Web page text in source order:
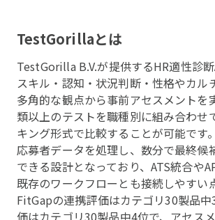
TestGorillaとは
TestGorilla B.V.が提供するHR適性診断
スキル・認知・状況判断・性格やカル
多角的な観点から事前アセスメントを
類以上のテストを職種別に組み合わせ
キング形式で比較することが可能です
応募者データを処理し、数分で最終候
できる設計となっており、ATS統合や
既存のワークフローとも接続しやすい
FitGapの連携評価はカテゴリ30製品
価はカテゴリ30製品中4位で、アセス